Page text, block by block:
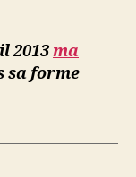
de
la
«
»
2013ma
sa forme